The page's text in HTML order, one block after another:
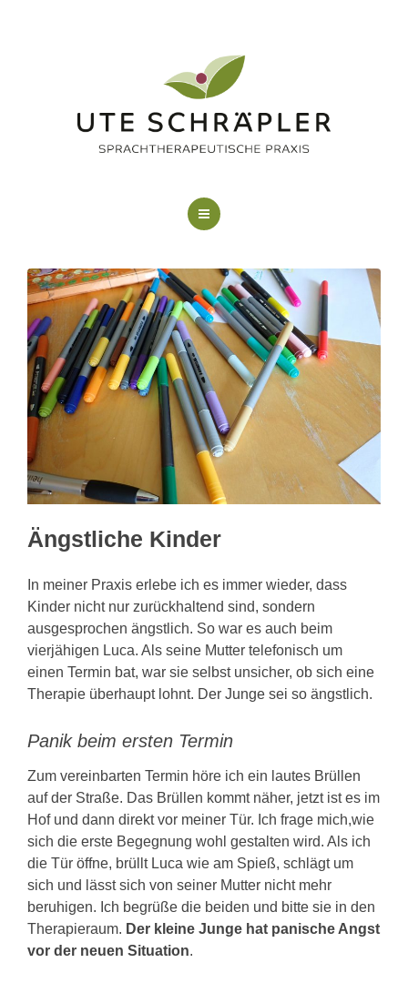
KUNSTTHERAPIE
FAQ
ÜBER MICH
KONTAKT
Ängstliche Kinder
In meiner Praxis erlebe ich es immer wieder, dass
Kinder nicht nur zurückhaltend sind, sondern
ausgesprochen ängstlich. So war es auch beim
vierjähigen Luca. Als seine Mutter telefonisch um
einen Termin bat, war sie selbst unsicher, ob sich eine
Therapie überhaupt lohnt. Der Junge sei so ängstlich.
Panik beim ersten Termin
Zum vereinbarten Termin höre ich ein lautes Brüllen
auf der Straße. Das Brüllen kommt näher, jetzt ist es im
Hof und dann direkt vor meiner Tür. Ich frage mich,wie
sich die erste Begegnung wohl gestalten wird. Als ich
die Tür öffne, brüllt Luca wie am Spieß, schlägt um
sich und lässt sich von seiner Mutter nicht mehr
beruhigen. Ich begrüße die beiden und bitte sie in den
Therapieraum. Der kleine Junge hat panische Angst
vor der neuen Situation.